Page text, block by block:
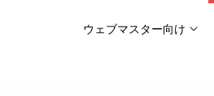
ウェブマスター向け